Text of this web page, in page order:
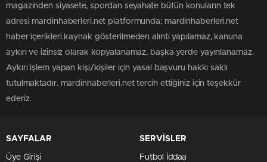
magazinden siyasete, spordan seyahate bütün konuların tek
adresi mardinhaberleri.net platformunda; mardinhaberleri.net
haber içerikleri kaynak gösterilmeden alıntı yapılamaz, kanuna
aykırı ve izinsiz olarak kopyalanamaz, başka yerde yayınlanamaz.
Aykırı işlem yapan kişi/kişiler için yasal başvuru hakkı saklı
tutulmaktadır. mardinhaberleri.net tercih ettiğiniz için teşekkür
ederiz.
SAYFALAR
Üye Girişi
SERVİSLER
Futbol İddaa